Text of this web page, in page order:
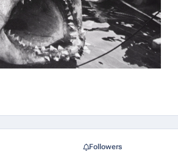
Followers